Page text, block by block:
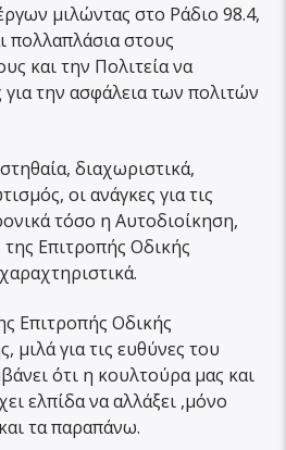
μιλώντας στο Ράδιο 98.4,
πολλαπλάσια στους
και την Πολιτεία να
για την ασφάλεια των πολιτών
διαχωριστικά,
οι ανάγκες για τις
τόσο η Αυτοδιοίκηση,
Επιτροπής Οδικής
Επιτροπής Οδικής
μιλά για τις ευθύνες του
ότι η κουλτούρα μας και
ελπίδα να αλλάξει ,μόνο
τα παραπάνω.